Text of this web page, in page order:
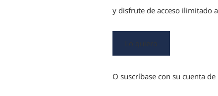
y disfrute de acceso ilimitado
Lo quiero
O suscríbase con su cuenta